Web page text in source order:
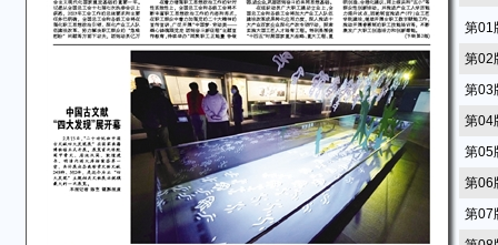
第01
第02
第03
第04
第05
第06
第07